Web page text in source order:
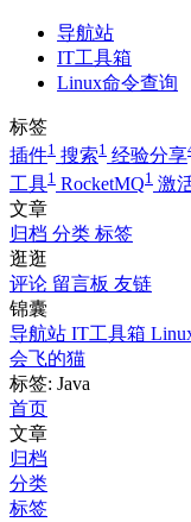
导航站
IT工具箱
Linux命令查询
标签
插件1 搜索1 经验分享
工具1 RocketMQ1 激
文章
归档 分类 标签
逛逛
评论 留言板 友链
锦囊
导航站 IT工具箱
会飞的猫
标签: Java
首页
文章
归档
分类
标签